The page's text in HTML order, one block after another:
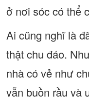
ở nơi sóc có thể
Ai cũng nghĩ là
thật chu đáo.
nhà có vẻ như
vẫn buồn rầu và